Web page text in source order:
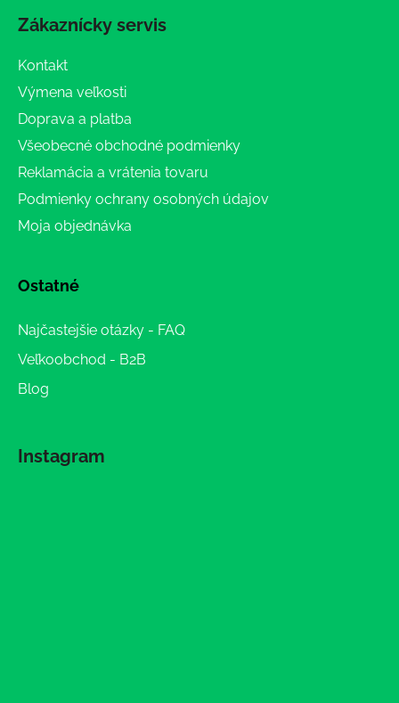
Zákaznícky servis
Kontakt
Výmena veľkosti
Doprava a platba
Všeobecné obchodné podmienky
Reklamácia a vrátenia tovaru
Podmienky ochrany osobných údajov
Moja objednávka
Ostatné
Najčastejšie otázky - FAQ
Veľkoobchod - B2B
Blog
Instagram